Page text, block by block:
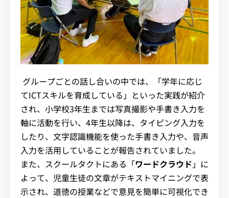
グループごとの話し合いの中では、「学年に応じ
てICTスキルを育成している」といった実践が紹介
され、小学校3年生までは写真撮影や手書き入力を
軸に活動を行い、4年生以降は、タイピング入力を
したり、文字認識機能を使った手書き入力や、音声
入力を活用していることが報告されていました。
また、スクールタクトにある「ワードクラウド 」に
よって、児童生徒の文章がテキストマイニングで表
示され、道徳の授業などで意見を簡単に可視化でき